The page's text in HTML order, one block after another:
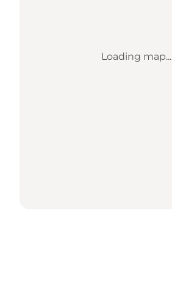
Loading map...